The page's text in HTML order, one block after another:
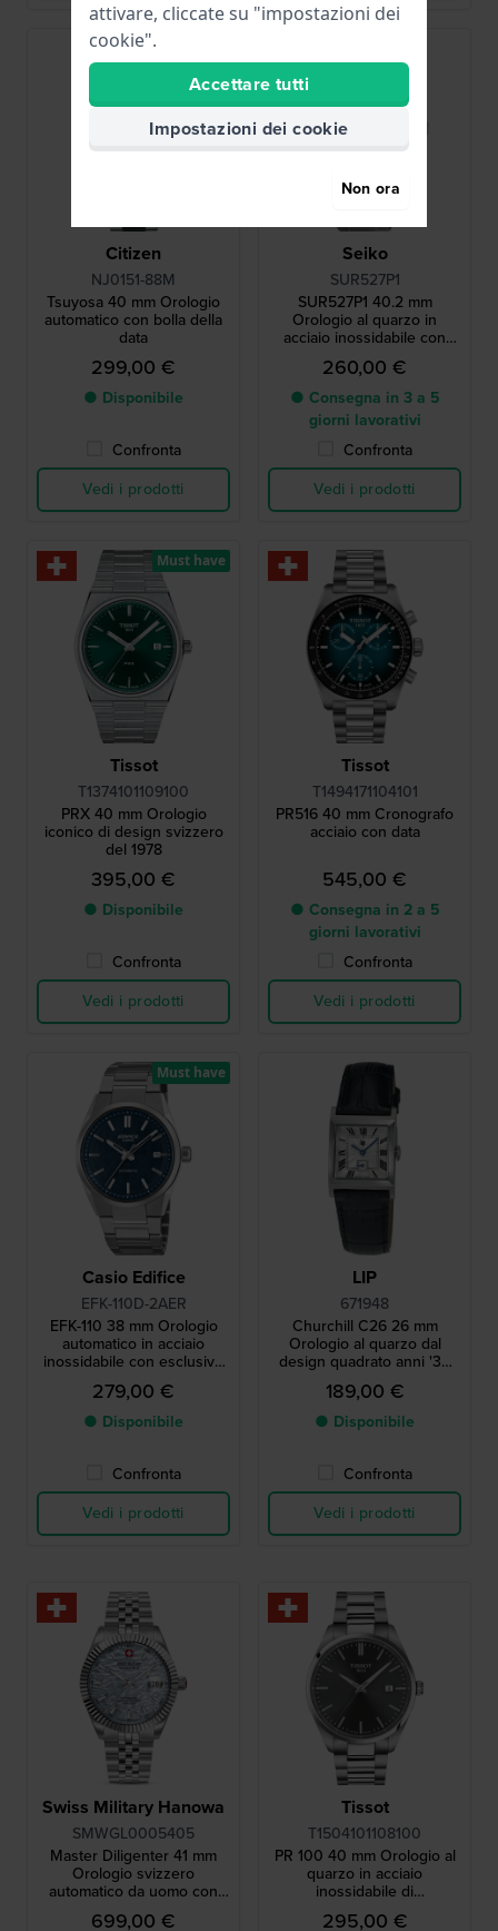
Citizen
NJ0151-88M
Tsuyosa 40 mm Orologio
automatico con bolla della
data
299,00 €
● Disponibile
Confronta
Vedi i prodotti
Seiko
SUR527P1
SUR527P1 40.2 mm
Orologio al quarzo in
acciaio inossidabile con
data
260,00 €
● Consegna in 3 a 5
giorni lavorativi
Confronta
Vedi i prodotti
Tissot
T1374101109100
PRX 40 mm Orologio
iconico di design svizzero
del 1978
395,00 €
● Disponibile
Confronta
Vedi i prodotti
Must have
Tissot
T1494171104101
PR516 40 mm Cronografo
acciaio con data
545,00 €
● Consegna in 2 a 5
giorni lavorativi
Confronta
Vedi i prodotti
Casio Edifice
EFK-110D-2AER
EFK-110 38 mm Orologio
automatico in acciaio
inossidabile con esclusivo
quadrante testurizzato
279,00 €
● Disponibile
Confronta
Vedi i prodotti
Must have
LIP
671948
Churchill C26 26 mm
Orologio al quarzo dal
design quadrato anni '30
con piccoli secondi
189,00 €
● Disponibile
Confronta
Vedi i prodotti
Swiss Military Hanowa
SMWGL0005405
Master Diligenter 41 mm
Orologio svizzero
automatico da uomo con
data
699,00 €
Tissot
T1504101108100
PR 100 40 mm Orologio al
quarzo in acciaio
inossidabile di
fabbricazione svizzera con
295,00 €
attivare, cliccate su "impostazioni dei
cookie".
Accettare tutti
Impostazioni dei cookie
Non ora